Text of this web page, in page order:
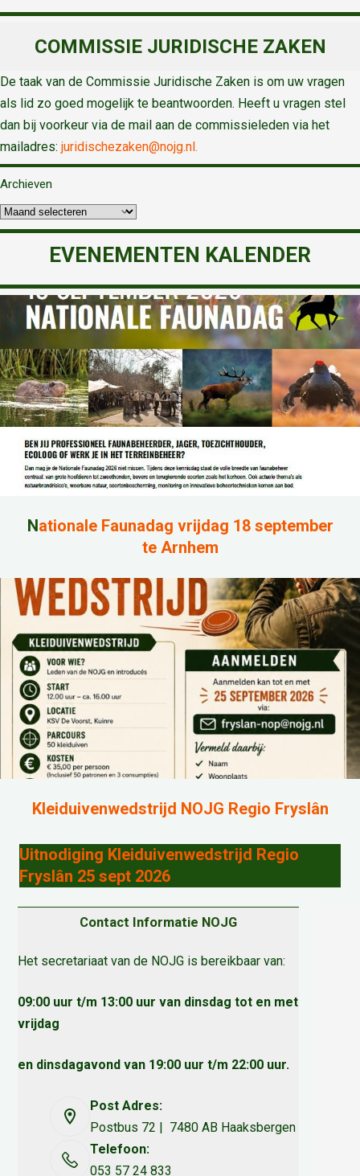
COMMISSIE JURIDISCHE ZAKEN
De taak van de Commissie Juridische Zaken is om uw vragen
als lid zo goed mogelijk te beantwoorden. Heeft u vragen stel
dan bij voorkeur via de mail aan de commissieleden via het
mailadres: juridischezaken@nojg.nl.
Archieven
EVENEMENTEN KALENDER
Nationale Faunadag vrijdag 18 september
te Arnhem
Kleiduivenwedstrijd NOJG Regio Fryslân
Uitnodiging Kleiduivenwedstrijd Regio
Fryslân 25 sept 2026
Contact Informatie NOJG
Het secretariaat van de NOJG is bereikbaar van:
09:00 uur t/m 13:00 uur van dinsdag tot en met
vrijdag
en dinsdagavond van 19:00 uur t/m 22:00 uur.
Post Adres:
Postbus 72 | 7480 AB Haaksbergen
Telefoon:
053 57 24 833